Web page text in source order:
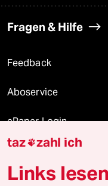
Fragen & Hilfe
Feedback
Aboservice
ePaper Login
Downloads für
taz zahl ich
Links